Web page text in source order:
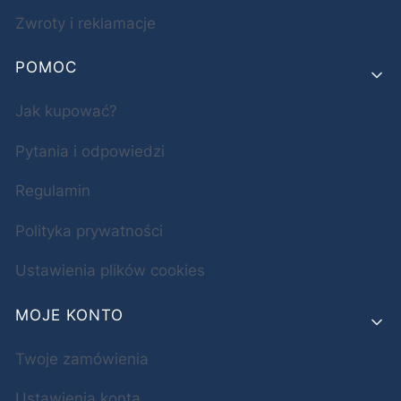
Zwroty i reklamacje
POMOC
Jak kupować?
Pytania i odpowiedzi
Regulamin
Polityka prywatności
Ustawienia plików cookies
MOJE KONTO
Twoje zamówienia